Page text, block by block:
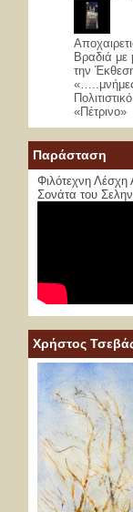
Βραδιά με
την
«Πέτρινο»
Παράσταση
Φιλότεχνη
Σονάτα του
Χρήστος